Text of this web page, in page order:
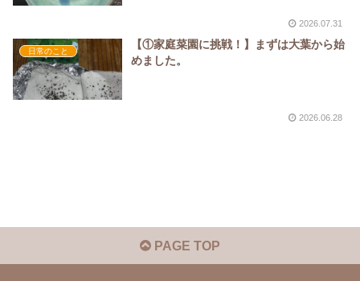
2026.07.31
日常のこと
【①家庭菜園に挑戦！】まずは大葉から始
めました。
2026.06.28
PAGE TOP